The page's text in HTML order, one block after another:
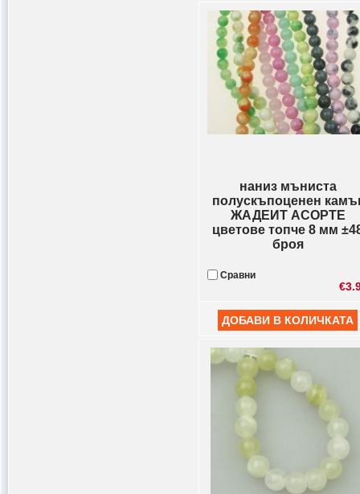
наниз мъниста
полускъпоценен
ЖАДЕИТ АСОРТЕ
цветове топче 8 мм
броя
Сравни